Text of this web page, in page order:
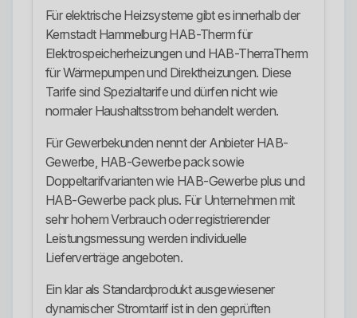
Für elektrische Heizsysteme gibt es innerhalb der
Kernstadt Hammelburg HAB-Therm für
Elektrospeicherheizungen und HAB-TherraTherm
für Wärmepumpen und Direktheizungen. Diese
Tarife sind Spezialtarife und dürfen nicht wie
normaler Haushaltsstrom behandelt werden.
Für Gewerbekunden nennt der Anbieter HAB-
Gewerbe, HAB-Gewerbe pack sowie
Doppeltarifvarianten wie HAB-Gewerbe plus und
HAB-Gewerbe pack plus. Für Unternehmen mit
sehr hohem Verbrauch oder registrierender
Leistungsmessung werden individuelle
Lieferverträge angeboten.
Ein klar als Standardprodukt ausgewiesener
dynamischer Stromtarif ist in den geprüften